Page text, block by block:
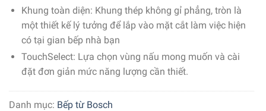
Khung toàn diện: Khung thép không gỉ phẳng, tròn là
một thiết kế lý tưởng để lắp vào mặt cắt làm việc hiện
có tại gian bếp nhà bạn
TouchSelect: Lựa chọn vùng nấu mong muốn và cài
đặt đơn giản mức năng lượng cần thiết.
Danh mục: Bếp từ Bosch